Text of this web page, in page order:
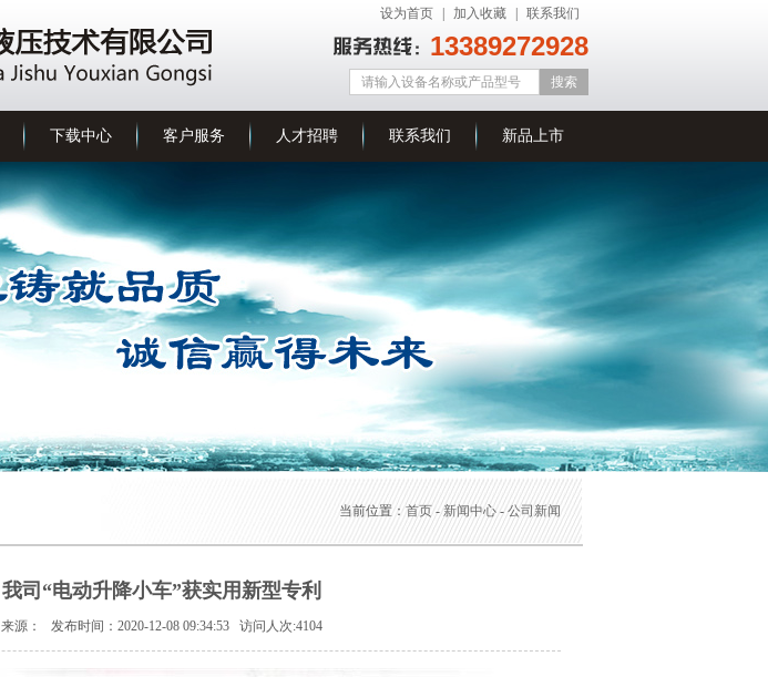
13389272928
设为首页 加入收藏 联系我们
下载中心 客户服务 人才招聘 联系我们 新品上市
当前位置： 首页-新闻中心 - 公司新闻
我司“电动升降小车”获实用新型专利
来源： 发布时间：2020-12-08 09:34:53 访问人次:4104